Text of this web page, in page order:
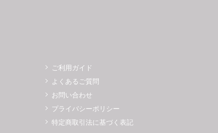
ご利用ガイド
よくあるご質問
お問い合わせ
プライバシーポリシー
特定商取引法に基づく表記